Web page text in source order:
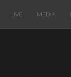
LIVE MEDIA